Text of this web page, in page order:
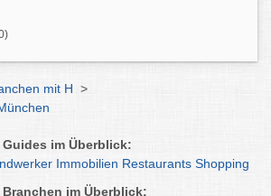
mit H >
im Überblick:
Immobilien Restaurants Shopping
im Überblick: